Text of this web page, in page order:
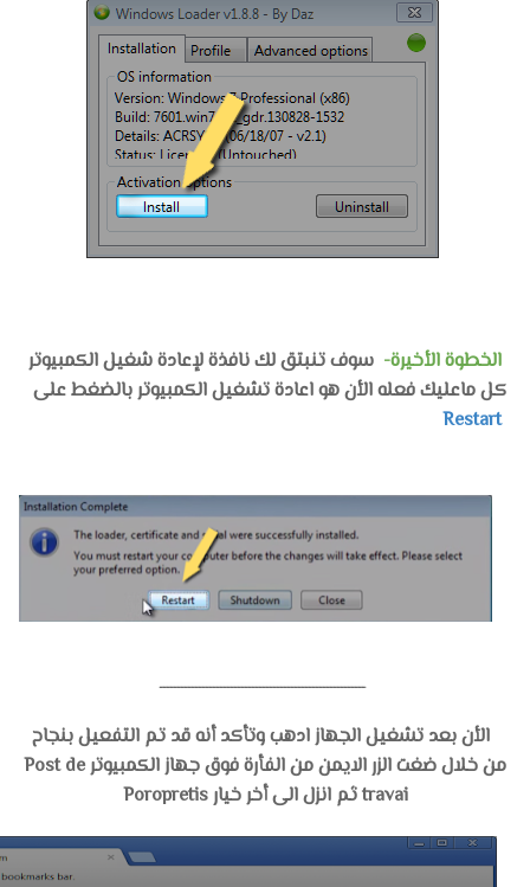
الخطوة الأخيرة- سوف تنبتق لك نافذة لإعادة شغيل الكمبيوتر
كل ماعليك فعله الأن هو اعادة تشغيل الكمبيوتر بالضغط على
Restart
ــــــــــــــــــــــــــــــــــــــــــــــــــــــــــ
الأن بعد تشغيل الجهاز ادهب وتأكد أنه قد تم التفعيل بنجاح
من خلال ضغت الزر الايمن من الفأرة فوق جهاز الكمبيوتر Post de
travai ثم انزل الى أخر خيار Poropretis